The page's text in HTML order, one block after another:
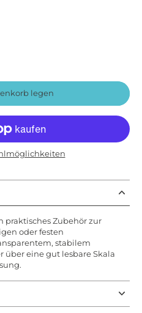
legen
praktisches Zubehör zur
oder festen
stabilem
über eine gut lesbare Skala